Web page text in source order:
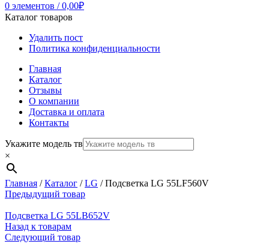
0 элементов / 0,00₽
Каталог товаров
Удалить пост
Политика конфиденциальности
Главная
Каталог
Отзывы
О компании
Доставка и оплата
Контакты
Укажите модель тв
×
Главная /Каталог /LG /Подсветка LG 55LF560V
Предыдущий товар
Подсветка LG 55LB652V
Назад к товарам
Следующий товар